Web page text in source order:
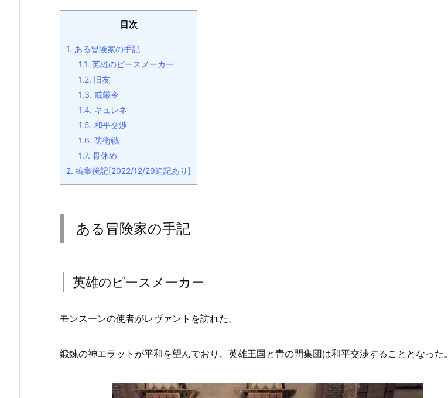
目次
1. ある冒険家の手記
1.1. 英雄のピースメーカー
1.2. 旧友
1.3. 戒厳令
1.4. キュレネ
1.5. 和平交渉
1.6. 防衛戦
1.7. 骨休め
2. 編集後記[2022/12/29追記あり]
ある冒険家の手記
英雄のピースメーカー
モンスーンの使者がレヴァントを訪れた。
鍛錬の神エラットが平和を望んでおり、英雄王国と青の間集団は和平交渉することとなった。